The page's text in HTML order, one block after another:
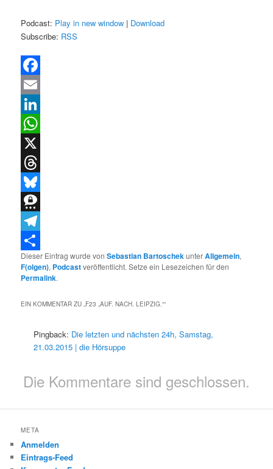
Podcast: Play in new window | Download
Subscribe: RSS
Facebook
Email
LinkedIn
WhatsApp
X
Threads
Bluesky
Threema
Telegram
Teilen
Dieser Eintrag wurde vonSebastian BartoschekunterAllgemein,
F(olgen), Podcastveröffentlicht. Setze ein Lesezeichen für den
Permalink.
EIN KOMMENTAR ZU „F23 „AUF. NACH. LEIPZIG.““
Pingback: Die letzten und nächsten 24h, Samstag,
21.03.2015 | die Hörsuppe
Die Kommentare sind geschlossen.
META
Anmelden
Eintrags-Feed